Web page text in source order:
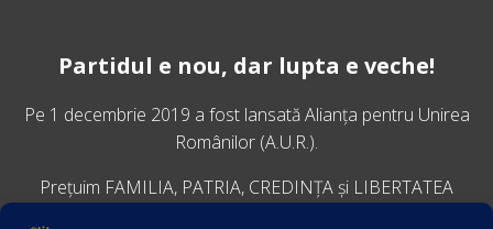
Partidul e nou, dar lupta e veche!
Pe 1 decembrie 2019 a fost lansatăAlianța pentru Unirea
Românilor (A.U.R.).
Prețuim FAMILIA, PATRIA, CREDINȚA și LIBERTATEA